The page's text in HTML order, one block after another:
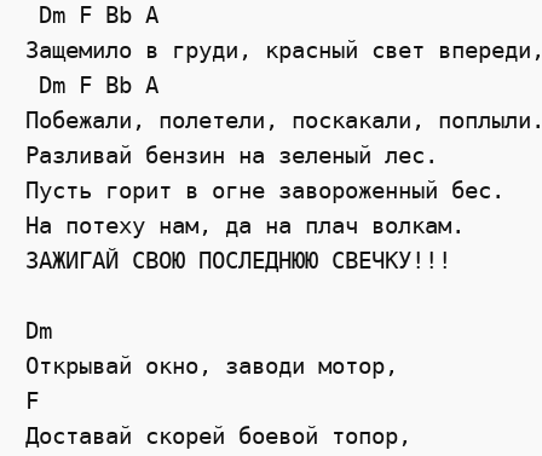
Dm F Bb A
Защемило в груди, красный свет
Dm F Bb A
Побежали, полетели, поскакали,
Разливай бензин на зеленый лес.
Пусть горит в огне завороженный бес.
На потеху нам, да на плач волкам.
ЗАЖИГАЙ СВОЮ ПОСЛЕДНЮЮ СВЕЧКУ!!!
Dm
Открывай окно, заводи мотор,
F
Доставай скорей боевой топор,